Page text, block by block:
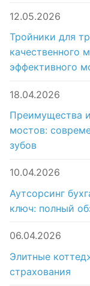
12.05.2026
Тройники для
качественного
эффективного
18.04.2026
Преимущества
мостов:
зубов
10.04.2026
Аутсорсинг
ключ: полный
06.04.2026
Элитные
страхования